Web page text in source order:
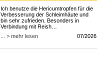
Ich benutze die Hericumtropfen für die
Verbesserung der Schleimhäute und
bin sehr zufrieden. Besonders in
Verbindung mit Reish…
... > mehr lesen
07/2026